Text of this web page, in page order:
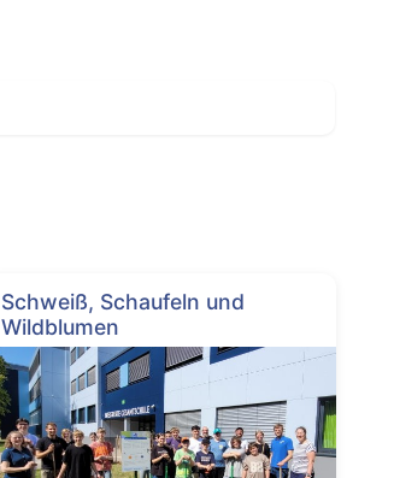
Schweiß, Schaufeln und
Wildblumen